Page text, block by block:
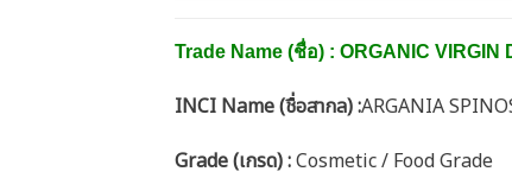
Trade Name (ชื่อ) : ORGANIC VIRGIN
INCI Name (ชื่อสากล) :ARGANIA
Grade (เกรด) :Cosmetic / Food Grade